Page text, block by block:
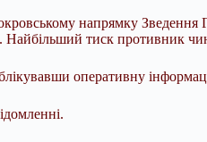
напрямку
Найбільший тиск противник
оперативну